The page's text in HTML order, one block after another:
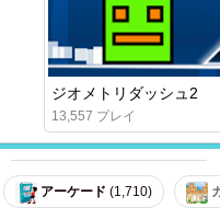
ジオメトリダッシュ2
13,557 プレイ
アーケード (1,710)